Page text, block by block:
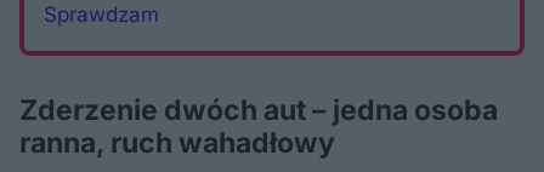
Sprawdzam
Zderzenie dwóch aut – jedna osoba
ranna, ruch wahadłowy